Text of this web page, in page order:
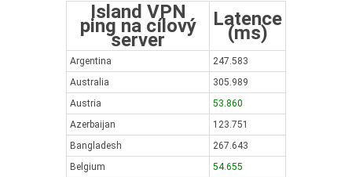
Island VPN
ping na cílový
server
Latence
(ms)
Argentina
247.583
Australia
305.989
Austria
53.860
Azerbaijan
123.751
Bangladesh
267.643
Belgium
54.655